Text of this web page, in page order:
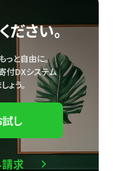
ださい。
っと自由に。
付DXシステム
ょう。
し
求